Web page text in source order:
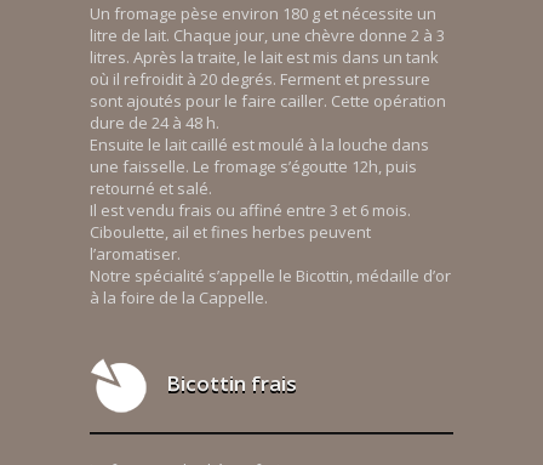
Un fromage pèse environ 180 g et nécessite un
litre de lait. Chaque jour, une chèvre donne 2 à 3
litres. Après la traite, le lait est mis dans un tank
où il refroidit à 20 degrés. Ferment et pressure
sont ajoutés pour le faire cailler. Cette opération
dure de 24 à 48 h.
Ensuite le lait caillé est moulé à la louche dans
une faisselle. Le fromage s’égoutte 12h, puis
retourné et salé.
Il est vendu frais ou affiné entre 3 et 6 mois.
Ciboulette, ail et fines herbes peuvent
l’aromatiser.
Notre spécialité s’appelle le Bicottin, médaille d’or
à la foire de la Cappelle.
Bicottin frais